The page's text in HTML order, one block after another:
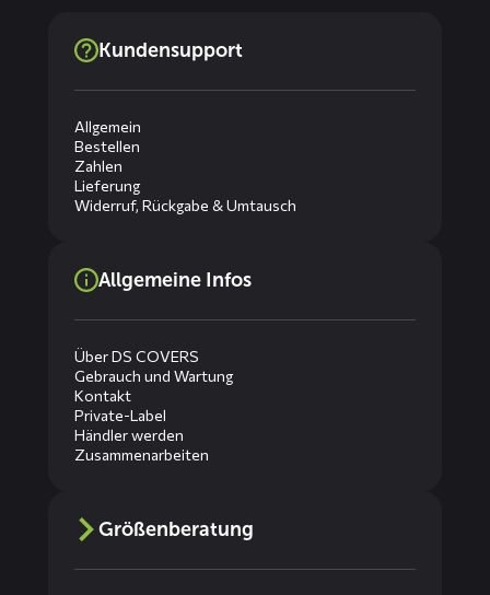
Kundensupport
Allgemein
Bestellen
Zahlen
Lieferung
Widerruf, Rückgabe & Umtausch
Allgemeine Infos
Über DS COVERS
Gebrauch und Wartung
Kontakt
Private-Label
Händler werden
Zusammenarbeiten
Größenberatung